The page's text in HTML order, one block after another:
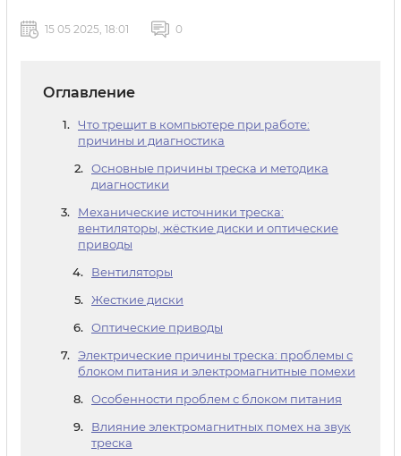
15 05 2025, 18:01 0
Оглавление
Что трещит в компьютере при работе:
причины и диагностика
Основные причины треска и методика
диагностики
Механические источники треска:
вентиляторы, жёсткие диски и оптические
приводы
Вентиляторы
Жесткие диски
Оптические приводы
Электрические причины треска: проблемы с
блоком питания и электромагнитные помехи
Особенности проблем с блоком питания
Влияние электромагнитных помех на звук
треска